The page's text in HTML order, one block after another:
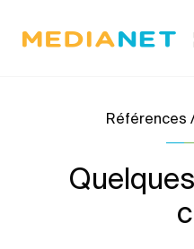
Références